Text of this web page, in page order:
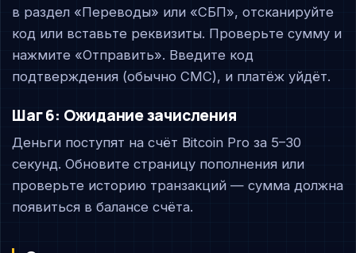
в раздел «Переводы» или «СБП», отсканируйте
код или вставьте реквизиты. Проверьте сумму и
нажмите «Отправить». Введите код
подтверждения (обычно СМС), и платёж уйдёт.
Шаг 6: Ожидание зачисления
Деньги поступят на счёт Bitcoin Pro за 5–30
секунд. Обновите страницу пополнения или
проверьте историю транзакций — сумма должна
появиться в балансе счёта.